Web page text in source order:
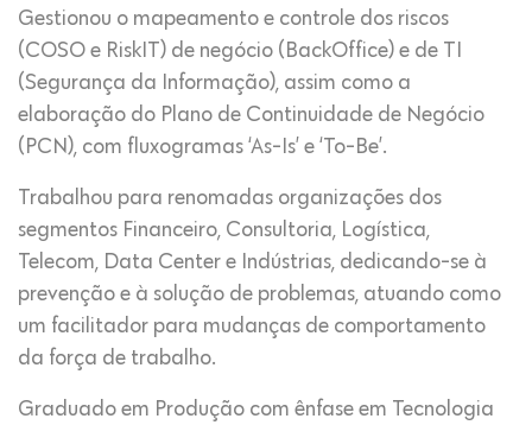
Gestionou o mapeamento e controle dos riscos
(COSO e RiskIT) de negócio (BackOffice) e de TI
(Segurança da Informação), assim como a
elaboração do Plano de Continuidade de Negócio
(PCN), com fluxogramas ‘As-Is’ e ‘To-Be’.
Trabalhou para renomadas organizações dos
segmentos Financeiro, Consultoria, Logística,
Telecom, Data Center e Indústrias, dedicando-se à
prevenção e à solução de problemas, atuando como
um facilitador para mudanças de comportamento
da força de trabalho.
Graduado em Produção com ênfase em Tecnologia